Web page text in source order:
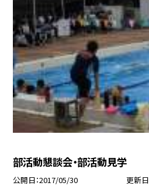
部活動懇談会・部活動見学
公開日 2017/05/30 更新日